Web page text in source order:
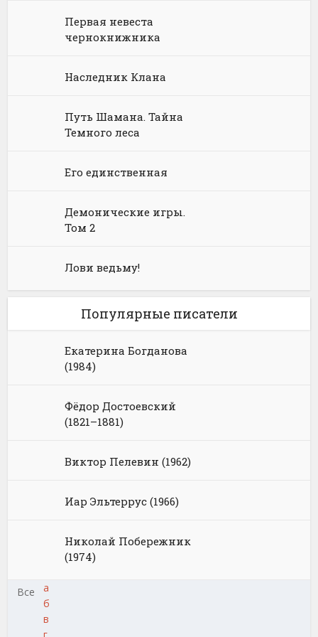
Языкознание
Социальная фантастика
Ужасы и Мистика
Первая невеста
чернокнижника
Наследник Клана
Путь Шамана. Тайна
Темного леса
Его единственная
Демонические игры.
Том 2
Лови ведьму!
Популярные писатели
Екатерина Богданова
(1984)
Фёдор Достоевский
(1821–1881)
Виктор Пелевин (1962)
Иар Эльтеррус (1966)
Николай Побережник
(1974)
Все
а
б
в